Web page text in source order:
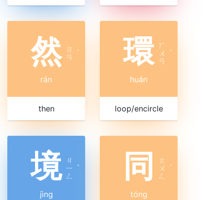
然 ㄖ
ㄢ ˊ
rán
then
環 ㄏ
ㄨ
ㄢ
ˊ
huán
loop/encircle
境 ㄐ
ㄧ
ㄥ
ˋ
jìng
同
ㄊ
ㄨ
ㄥ
ˊ
tóng